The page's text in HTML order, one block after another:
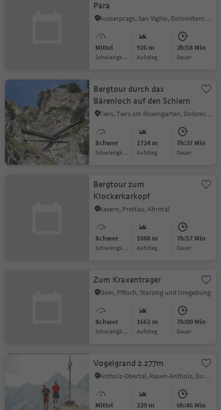
Para
Ausserprags, San Vigilio, Dolomitenregion Kronplatz
Mittel
Schwierigkeitsgrad
926 m
Aufstieg
2h:58 Min
Dauer
Bergtour durch das
Bärenloch auf den Schlern
Tiers, Tiers am Rosengarten, Dolomitenregion Seiser Alm
Schwer
Schwierigkeitsgrad
1724 m
Aufstieg
7h:37 Min
Dauer
Bergtour zum
Klockerkarkopf
Kasern, Prettau, Ahrntal
Schwer
Schwierigkeitsgrad
1888 m
Aufstieg
7h:57 Min
Dauer
Zum Kraxentrager
Stein, Pfitsch, Sterzing und Umgebung
Schwer
Schwierigkeitsgrad
1662 m
Aufstieg
7h:00 Min
Dauer
Vogelgrand 2.277m
Antholz-Obertal, Rasen-Antholz, Dolomitenregion Kronplatz
Mittel 229 m 0h:46 Min